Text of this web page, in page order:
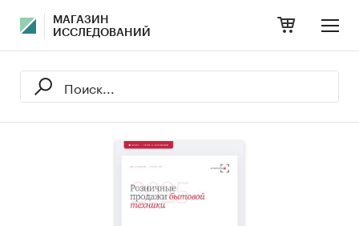
МАГАЗИН
ИССЛЕДОВАНИЙ